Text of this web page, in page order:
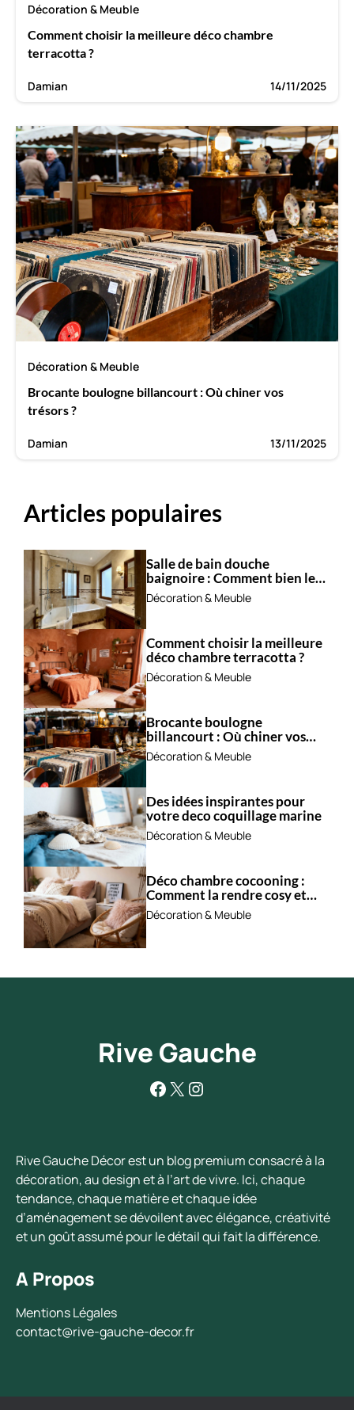
Décoration & Meuble
Comment choisir la meilleure déco chambre
terracotta ?
Damian 14/11/2025
Décoration & Meuble
Brocante boulogne billancourt : Où chiner vos
trésors ?
Damian 13/11/2025
Articles populaires
Salle de bain douche
baignoire : Comment bien les
combiner ?
Décoration & Meuble
Comment choisir la meilleure
déco chambre terracotta ?
Décoration & Meuble
Brocante boulogne
billancourt : Où chiner vos
trésors ?
Décoration & Meuble
Des idées inspirantes pour
votre deco coquillage marine
Décoration & Meuble
Déco chambre cocooning :
Comment la rendre cosy et
apaisante ?
Décoration & Meuble
Rive Gauche
Facebook
X Instagram
Rive Gauche Décor est un blog premium consacré à la
décoration, au design et à l’art de vivre. Ici, chaque
tendance, chaque matière et chaque idée
d’aménagement se dévoilent avec élégance, créativité
et un goût assumé pour le détail qui fait la différence.
A Propos
Mentions Légales
contact@rive-gauche-decor.fr